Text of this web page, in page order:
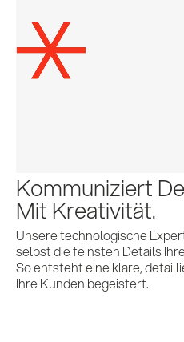
Kommuniziert
Mit Kreativität.
Unsere technologische
selbst die feinsten Details
So entsteht eine klare,
Ihre Kunden begeistert.